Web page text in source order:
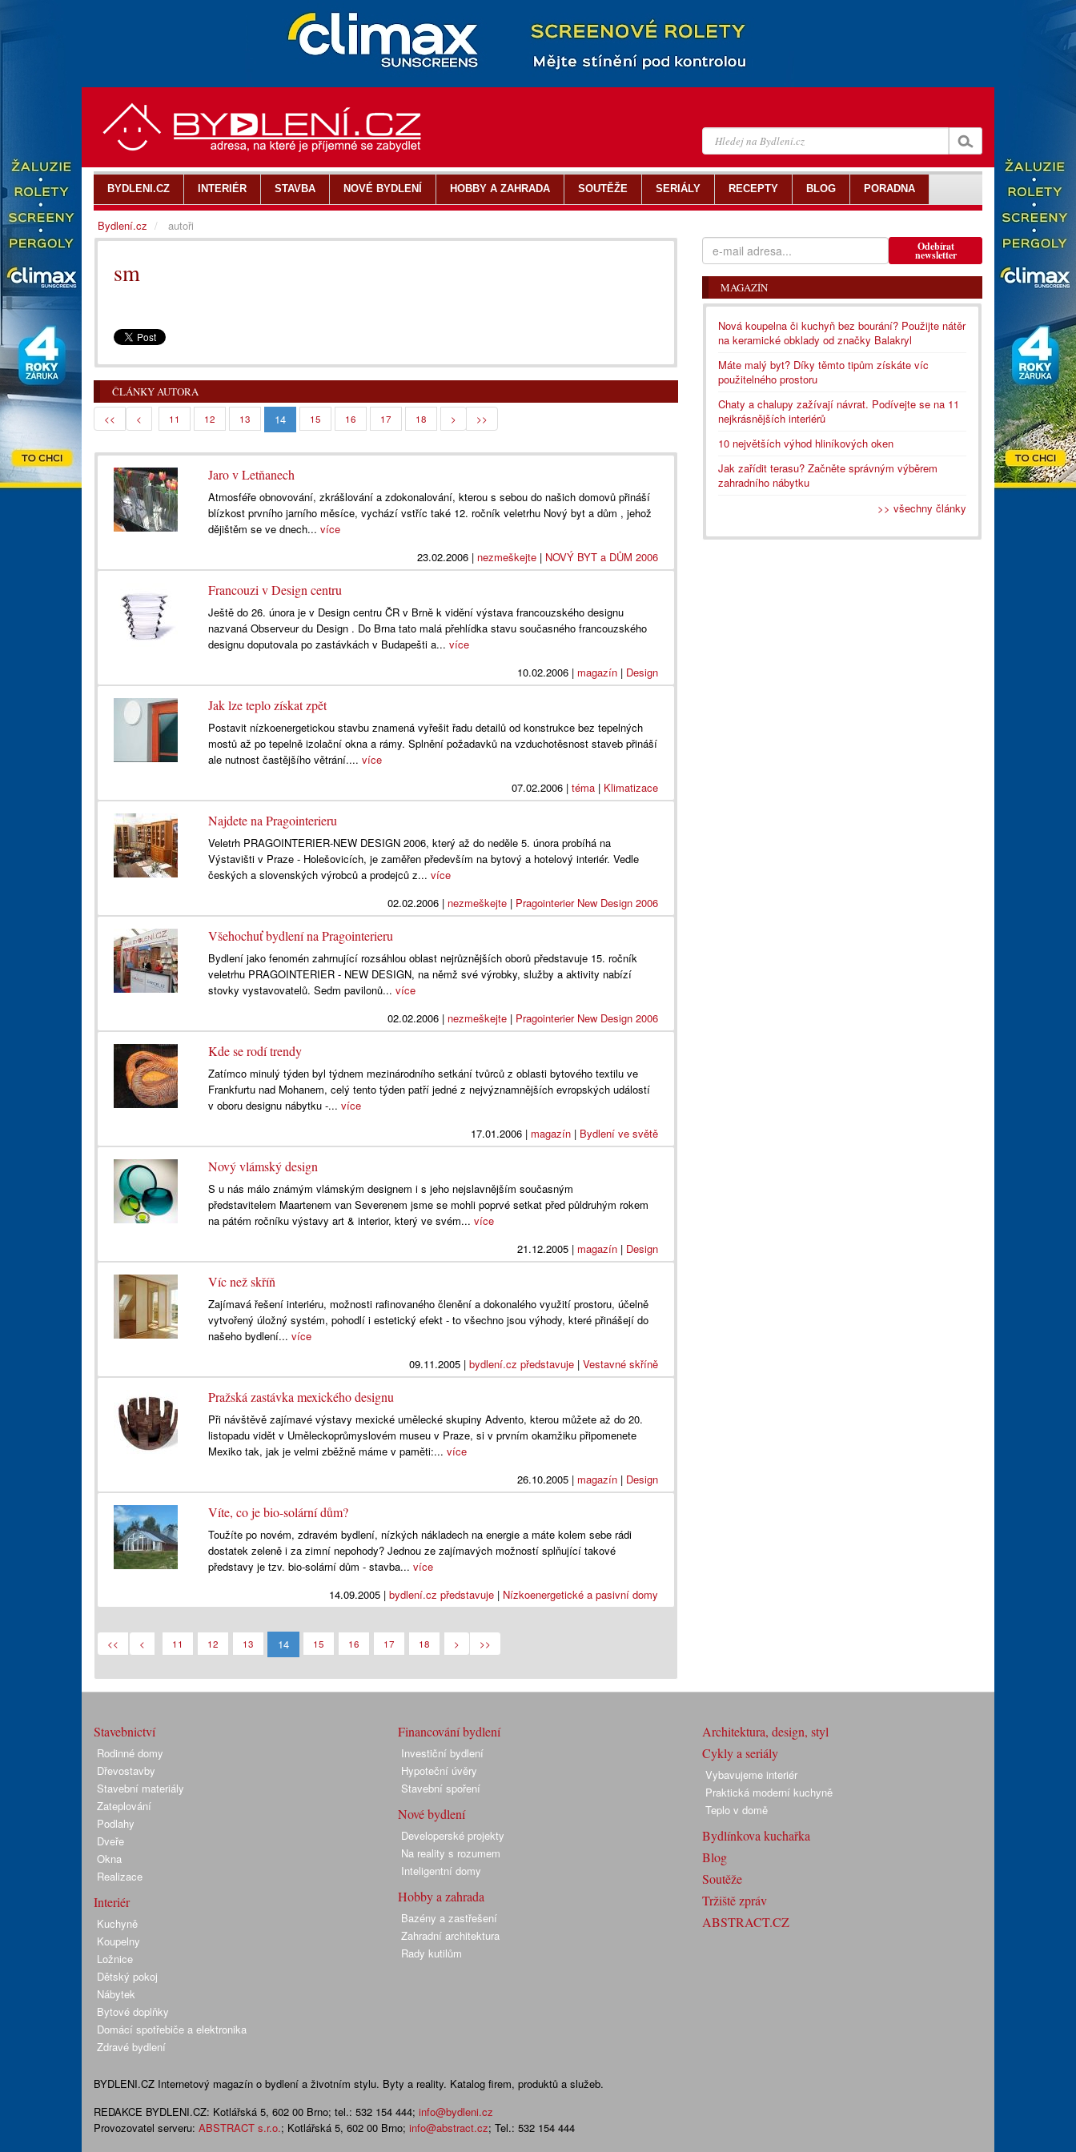
sm
ČLÁNKY AUTORA
<< < 11 12 13 14 15 16 17 18 > >>
Jaro v Letňanech
Atmosféře obnovování, zkrášlování a zdokonalování, kterou s sebou do našich domovů přináší
blízkost prvního jarního měsíce, vychází vstříc také 12. ročník veletrhu Nový byt a dům , jehož
dějištěm se ve dnech...více
23.02.2006| nezmeškejte| NOVÝ BYT a DŮM 2006
Francouzi v Design centru
Ještě do 26. února je v Design centru ČR v Brně k vidění výstava francouzského designu
nazvaná Observeur du Design . Do Brna tato malá přehlídka stavu současného francouzského
designu doputovala po zastávkách v Budapešti a...více
10.02.2006| magazín| Design
Jak lze teplo získat zpět
Postavit nízkoenergetickou stavbu znamená vyřešit řadu detailů od konstrukce bez tepelných
mostů až po tepelně izolační okna a rámy. Splnění požadavků na vzduchotěsnost staveb přináší
ale nutnost častějšího větrání....více
07.02.2006| téma| Klimatizace
Najdete na Pragointerieru
Veletrh PRAGOINTERIER-NEW DESIGN 2006, který až do neděle 5. února probíhá na
Výstavišti v Praze - Holešovicích, je zaměřen především na bytový a hotelový interiér. Vedle
českých a slovenských výrobců a prodejců z...více
02.02.2006| nezmeškejte| Pragointerier New Design 2006
Všehochuť bydlení na Pragointerieru
Bydlení jako fenomén zahrnující rozsáhlou oblast nejrůznějších oborů představuje 15. ročník
veletrhu PRAGOINTERIER - NEW DESIGN, na němž své výrobky, služby a aktivity nabízí
stovky vystavovatelů. Sedm pavilonů...více
02.02.2006| nezmeškejte| Pragointerier New Design 2006
Kde se rodí trendy
Zatímco minulý týden byl týdnem mezinárodního setkání tvůrců z oblasti bytového textilu ve
Frankfurtu nad Mohanem, celý tento týden patří jedné z nejvýznamnějších evropských událostí
v oboru designu nábytku -...více
17.01.2006| magazín| Bydlení ve světě
Nový vlámský design
S u nás málo známým vlámským designem i s jeho nejslavnějším současným
představitelem Maartenem van Severenem jsme se mohli poprvé setkat před půldruhým rokem
na pátém ročníku výstavy art & interior, který ve svém...více
21.12.2005| magazín| Design
Víc než skříň
Zajímavá řešení interiéru, možnosti rafinovaného členění a dokonalého využití prostoru, účelně
vytvořený úložný systém, pohodlí i estetický efekt - to všechno jsou výhody, které přinášejí do
našeho bydlení...více
09.11.2005| bydlení.cz představuje| Vestavné skříně
Pražská zastávka mexického designu
Při návštěvě zajímavé výstavy mexické umělecké skupiny Advento, kterou můžete až do 20.
listopadu vidět v Uměleckoprůmyslovém museu v Praze, si v prvním okamžiku připomenete
Mexiko tak, jak je velmi zběžně máme v paměti:...více
26.10.2005| magazín| Design
Víte, co je bio-solární dům?
Toužíte po novém, zdravém bydlení, nízkých nákladech na energie a máte kolem sebe rádi
dostatek zeleně i za zimní nepohody? Jednou ze zajímavých možností splňující takové
představy je tzv. bio-solární dům - stavba...více
14.09.2005| bydlení.cz představuje| Nízkoenergetické a pasivní domy
<< < 11 12 13 14 15 16 17 18 > >>
Odebírat
newsletter
MAGAZÍN
Nová koupelna či kuchyň bez bourání? Použijte nátěr
na keramické obklady od značky Balakryl
Máte malý byt? Díky těmto tipům získáte víc
použitelného prostoru
Chaty a chalupy zažívají návrat. Podívejte se na 11
nejkrásnějších interiérů
10 největších výhod hliníkových oken
Jak zařídit terasu? Začněte správným výběrem
zahradního nábytku
>> všechny články
BYDLENI.CZ INTERIÉR STAVBA NOVÉ BYDLENÍ HOBBY A ZAHRADA SOUTĚŽE SERIÁLY RECEPTY BLOG PORADNA
Bydlení.cz autoři
Stavebnictví
Rodinné domy
Dřevostavby
Stavební materiály
Zateplování
Podlahy
Dveře
Okna
Realizace
Interiér
Kuchyně
Koupelny
Ložnice
Dětský pokoj
Nábytek
Bytové doplňky
Domácí spotřebiče a elektronika
Zdravé bydlení
Financování bydlení
Investiční bydlení
Hypoteční úvěry
Stavební spoření
Nové bydlení
Developerské projekty
Na reality s rozumem
Inteligentní domy
Hobby a zahrada
Bazény a zastřešení
Zahradní architektura
Rady kutilům
Architektura, design, styl
Cykly a seriály
Vybavujeme interiér
Praktická moderní kuchyně
Teplo v domě
Bydlínkova kuchařka
Blog
Soutěže
Tržiště zpráv
ABSTRACT.CZ
BYDLENI.CZ Internetový magazín o bydlení a životním stylu. Byty a reality. Katalog firem, produktů a služeb.
REDAKCE BYDLENI.CZ: Kotlářská 5, 602 00 Brno; tel.: 532 154 444; info@bydleni.cz
Provozovatel serveru: ABSTRACT s.r.o.; Kotlářská 5, 602 00 Brno; info@abstract.cz; Tel.: 532 154 444